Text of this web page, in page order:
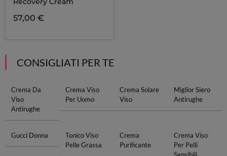
57,00 €
CONSIGLIATI PER TE
Crema Da
Viso
Antirughe
Crema Viso
Per Uomo
Crema Solare
Viso
Miglior Siero
Antirughe
Gucci Donna
Tonico Viso
Pelle Grassa
Crema
Purificante
Crema Viso
Per Pelli